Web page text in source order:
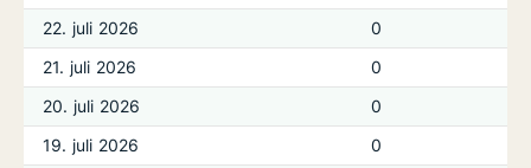
22. juli 2026
0
21. juli 2026
0
20. juli 2026
0
19. juli 2026
0